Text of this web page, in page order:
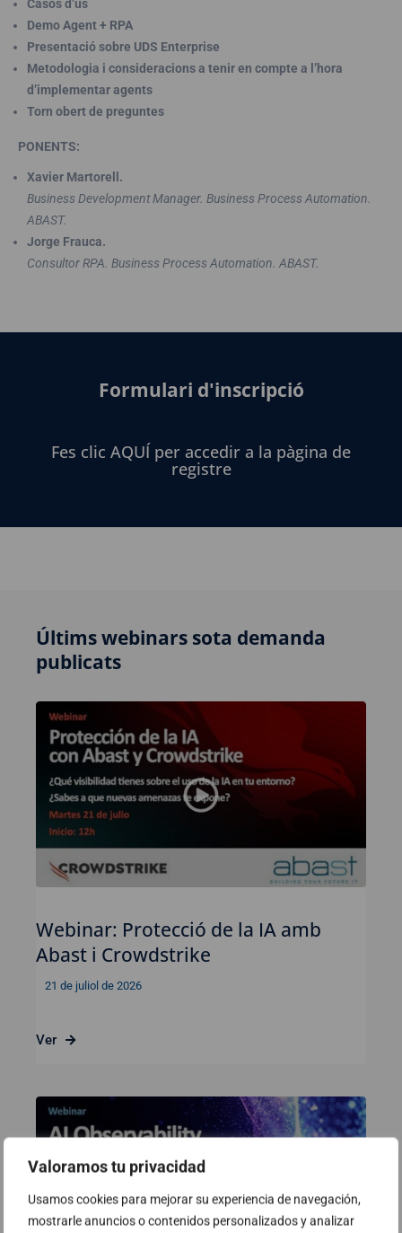
Valoramos tu privacidad
Usamos cookies para mejorar su experiencia de navegación,
mostrarle anuncios o contenidos personalizados y analizar
Casos d’ús
Demo Agent + RPA
Presentació sobre UDS Enterprise
Metodologia i consideracions a tenir en compte a l’hora
d’implementar agents
Torn obert de preguntes
PONENTS:
Xavier Martorell.
Business Development Manager. Business Process Automation.
ABAST.
Jorge Frauca.
Consultor RPA. Business Process Automation. ABAST.
Formulari d'inscripció
Fes clic AQUÍ per accedir a la pàgina de
registre
Últims webinars sota demanda
publicats
Webinar: Protecció de la IA amb
Abast i Crowdstrike
21 de juliol de 2026
Ver